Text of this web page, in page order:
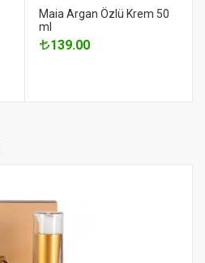
Maia Argan Özlü Krem 50
ml
139.00